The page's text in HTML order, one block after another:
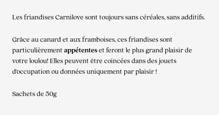
Les friandises Carnilove sont toujours sans céréales, sans additifs.
Grâce au canard et aux framboises, ces friandises sont
particulièrement appétenteset feront le plus grand plaisir de
votre loulou! Elles peuvent être coincées dans des jouets
d’occupation ou données uniquement par plaisir !
Sachets de 50g